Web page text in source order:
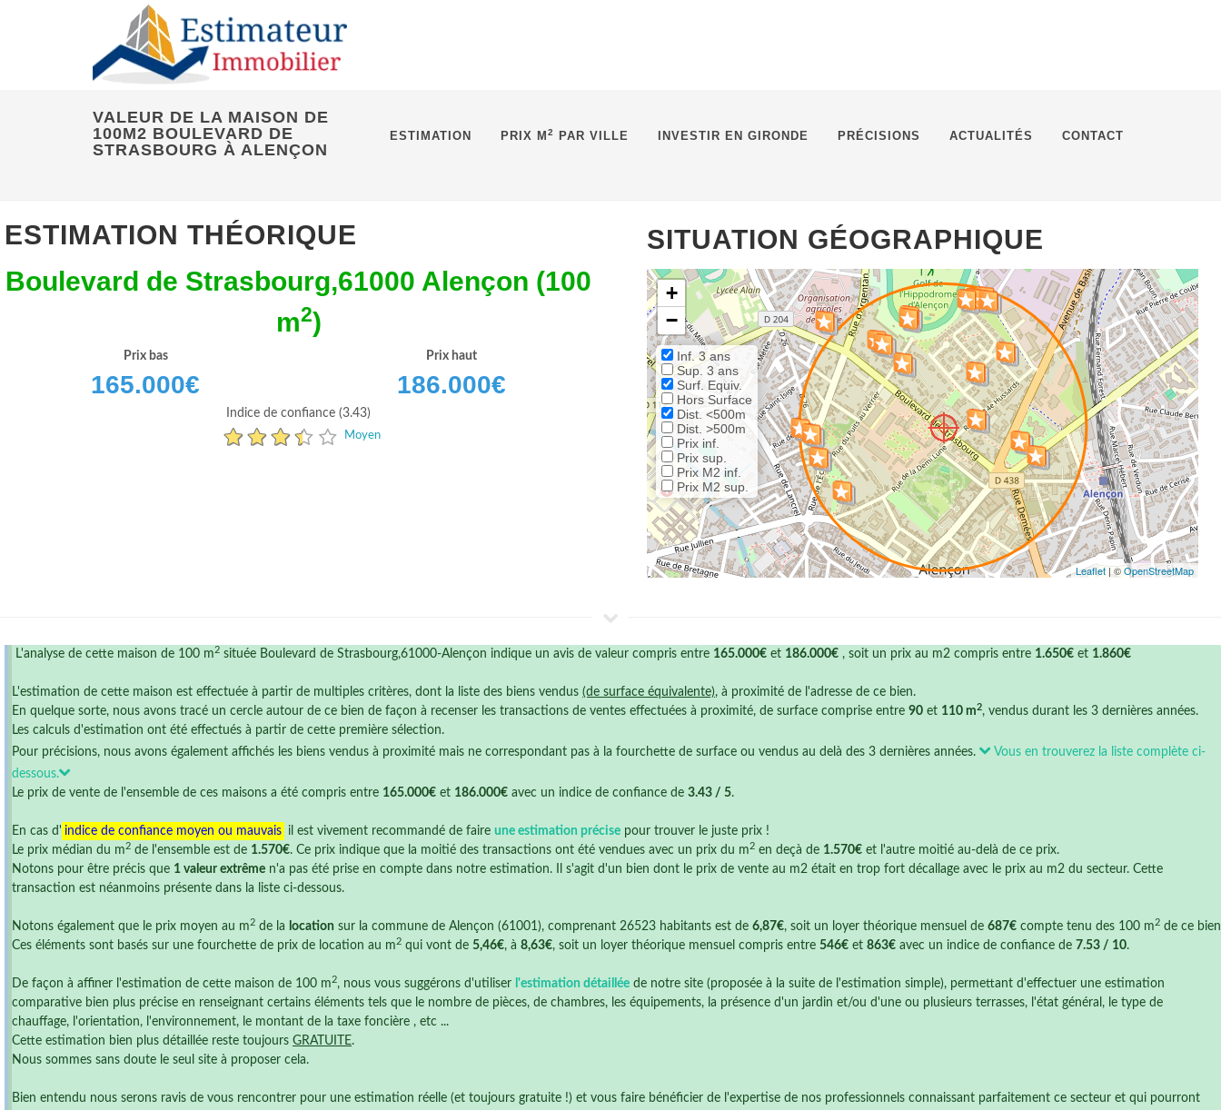
ESTIMATION PRIX M 2 PAR VILLE INVESTIR EN GIRONDE PRÉCISIONS ACTUALITÉS CONTACT
VALEUR DE LA MAISON DE
100M2 BOULEVARD DE
STRASBOURG À ALENÇON
ESTIMATION THÉORIQUE
Boulevard de Strasbourg,61000 Alençon (100
m2)
Prix bas
165.000€
Prix haut
186.000€
Indice de confiance (3.43)
Moyen
SITUATION GÉOGRAPHIQUE
+
−
Inf. 3 ans
Sup. 3 ans
Surf. Equiv.
Hors Surface
Dist. <500m
Dist. >500m
Prix inf.
Prix sup.
Prix M2 inf.
Prix M2 sup.
Leaflet | ©OpenStreetMap
L'analyse de cette maison de 100 m 2 située Boulevard de Strasbourg,61000-Alençon indique un avis de valeur compris entre 165.000€ et 186.000€ , soit un prix au m2 compris entre 1.650€ et 1.860€
L'estimation de cette maison est effectuée à partir de multiples critères, dont la liste des biens vendus (de surface équivalente), à proximité de l'adresse de ce bien.
En quelque sorte, nous avons tracé un cercle autour de ce bien de façon à recenser les transactions de ventes effectuées à proximité, de surface comprise entre 90 et 110 m2, vendus durant les 3 dernières années.
Les calculs d'estimation ont été effectués à partir de cette première sélection.
Pour précisions, nous avons également affichés les biens vendus à proximité mais ne correspondant pas à la fourchette de surface ou vendus au delà des 3 dernières années.
Vous en trouverez la liste complète ci-
dessous.
Le prix de vente de l'ensemble de ces maisons a été compris entre 165.000€ et 186.000€ avec un indice de confiance de 3.43 / 5.
En cas d' indice de confiance moyen ou mauvais il est vivement recommandé de faire une estimation précisepour trouver le juste prix !
Le prix médian du m 2 de l'ensemble est de 1.570€. Ce prix indique que la moitié des transactions ont été vendues avec un prix du m 2 en deçà de 1.570€ et l'autre moitié au-delà de ce prix.
Notons pour être précis que 1 valeur extrême n'a pas été prise en compte dans notre estimation. Il s'agit d'un bien dont le prix de vente au m2 était en trop fort décallage avec le prix au m2 du secteur. Cette
transaction est néanmoins présente dans la liste ci-dessous.
Notons également que le prix moyen au m 2 de la location sur la commune de Alençon (61001), comprenant 26523 habitants est de 6,87€, soit un loyer théorique mensuel de 687€ compte tenu des 100 m 2 de ce bien
Ces éléments sont basés sur une fourchette de prix de location au m 2 qui vont de 5,46€, à 8,63€, soit un loyer théorique mensuel compris entre 546€ et 863€ avec un indice de confiance de 7.53 / 10.
De façon à affiner l'estimation de cette maison de 100 m 2, nous vous suggérons d'utiliser l'estimation détaillée de notre site (proposée à la suite de l'estimation simple), permettant d'effectuer une estimation
comparative bien plus précise en renseignant certains éléments tels que le nombre de pièces, de chambres, les équipements, la présence d'un jardin et/ou d'une ou plusieurs terrasses, l'état général, le type de
chauffage, l'orientation, l'environnement, le montant de la taxe foncière , etc ...
Cette estimation bien plus détaillée reste toujours GRATUITE.
Nous sommes sans doute le seul site à proposer cela.
Bien entendu nous serons ravis de vous rencontrer pour une estimation réelle (et toujours gratuite !) et vous faire bénéficier de l'expertise de nos professionnels connaissant parfaitement ce secteur et qui pourront